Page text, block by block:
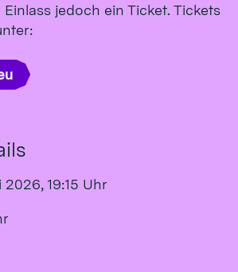
jedoch ein Ticket. Tickets
19:15 Uhr